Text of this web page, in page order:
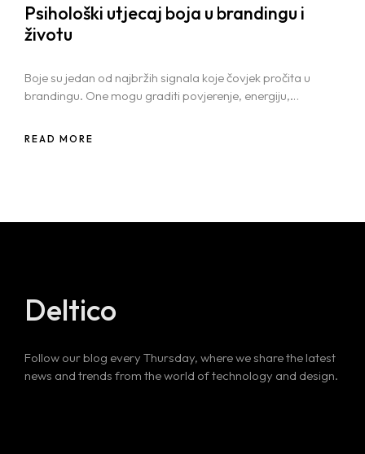
Psihološki utjecaj boja u brandingu i
životu
Boje su jedan od najbržih signala koje čovjek pročita u
brandingu. One mogu graditi povjerenje, energiju,
READ MORE
Deltico
Follow our blog every Thursday, where we share the latest
news and trends from the world of technology and design.